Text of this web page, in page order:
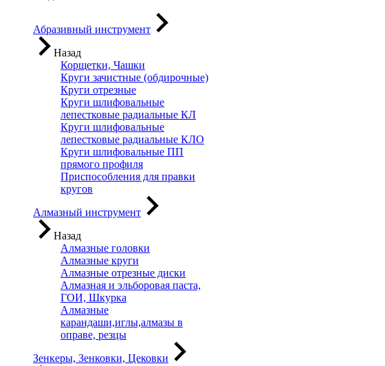
Абразивный инструмент
Назад
Корщетки, Чашки
Круги зачистные (обдирочные)
Круги отрезные
Круги шлифовальные
лепестковые радиальные КЛ
Круги шлифовальные
лепестковые радиальные КЛО
Круги шлифовальные ПП
прямого профиля
Приспособления для правки
кругов
Алмазный инструмент
Назад
Алмазные головки
Алмазные круги
Алмазные отрезные диски
Алмазная и эльборовая паста,
ГОИ, Шкурка
Алмазные
карандаши,иглы,алмазы в
оправе, резцы
Зенкеры, Зенковки, Цековки